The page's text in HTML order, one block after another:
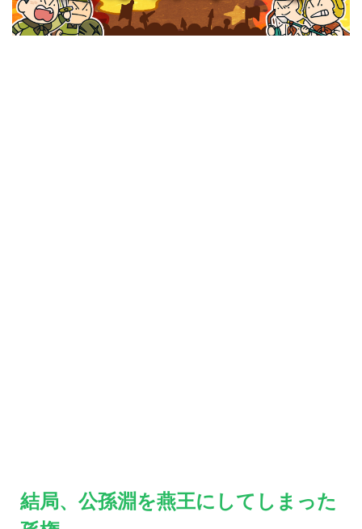
結局、公孫淵を燕王にしてしまった